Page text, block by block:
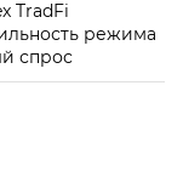
TradFi
режима
спрос